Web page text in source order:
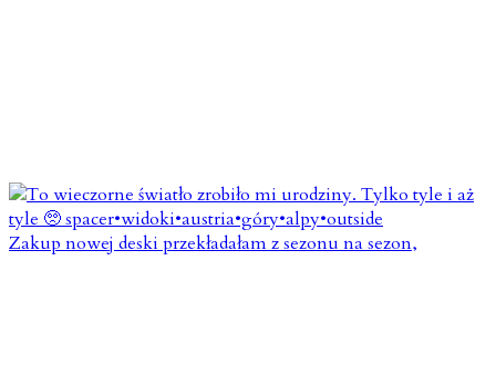
Zakup nowej deski przekładałam z sezonu na sezon,